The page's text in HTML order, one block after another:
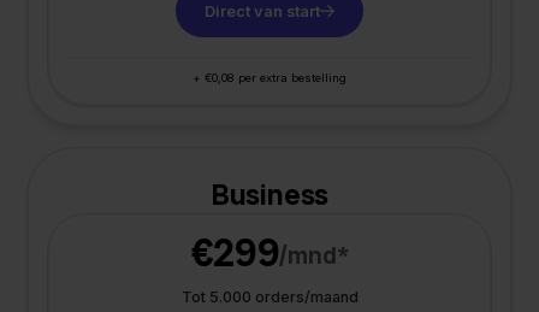
Direct van start
+ €0,08 per extra bestelling
Business
€299/mnd*
Tot 5.000 orders/maand